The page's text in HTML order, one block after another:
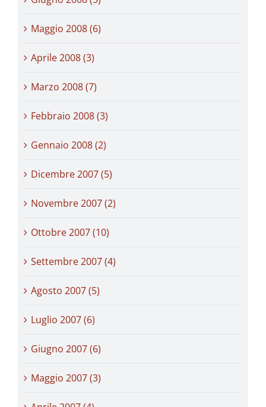
Maggio 2008 (6)
Aprile 2008 (3)
Marzo 2008 (7)
Febbraio 2008 (3)
Gennaio 2008 (2)
Dicembre 2007 (5)
Novembre 2007 (2)
Ottobre 2007 (10)
Settembre 2007 (4)
Agosto 2007 (5)
Luglio 2007 (6)
Giugno 2007 (6)
Maggio 2007 (3)